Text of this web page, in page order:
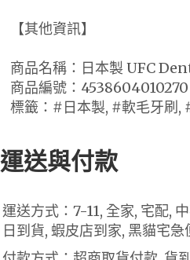
【其他資訊】
商品名稱：日本製 UFC
商品編號：4538604010270
標籤：#日本製, #軟毛牙刷,
運送與付款
運送方式：7-11, 全家, 宅配,
日到貨, 蝦皮店到家, 黑貓宅急